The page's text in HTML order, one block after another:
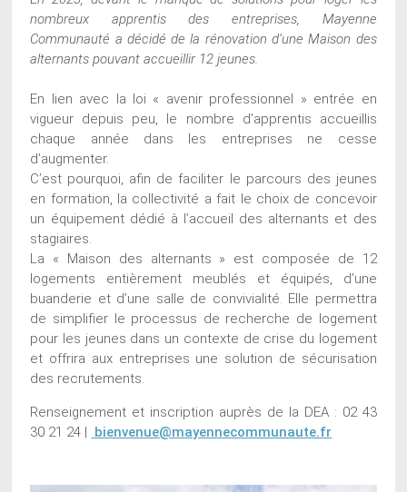
nombreux apprentis des entreprises, Mayenne
Communauté a décidé de la rénovation d’une Maison des
alternants pouvant accueillir 12 jeunes.
En lien avec la loi « avenir professionnel » entrée en
vigueur depuis peu, le nombre d’apprentis accueillis
chaque année dans les entreprises ne cesse
d’augmenter.
C’est pourquoi, afin de faciliter le parcours des jeunes
en formation, la collectivité a fait le choix de concevoir
un équipement dédié à l’accueil des alternants et des
stagiaires.
La « Maison des alternants » est composée de 12
logements entièrement meublés et équipés, d’une
buanderie et d’une salle de convivialité. Elle permettra
de simplifier le processus de recherche de logement
pour les jeunes dans un contexte de crise du logement
et offrira aux entreprises une solution de sécurisation
des recrutements.
Renseignement et inscription auprès de la DEA : 02 43
30 21 24 | bienvenue@mayennecommunaute.fr